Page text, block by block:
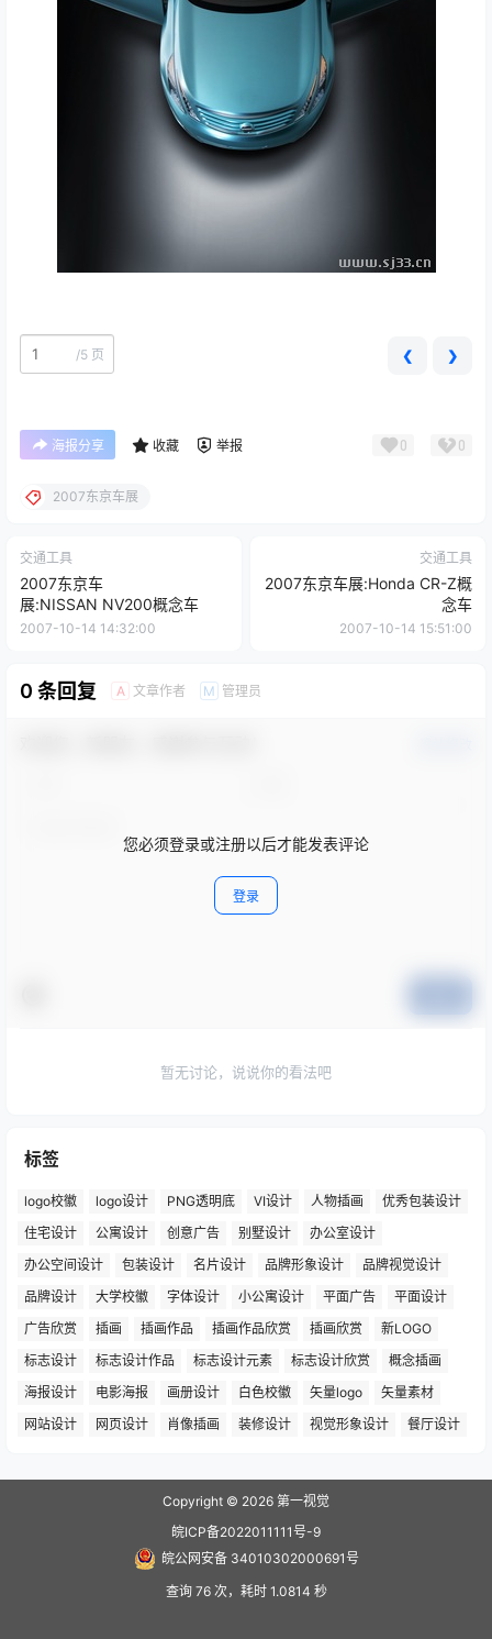
/5 页 ❮ ❯
海报分享 收藏 举报 0 0
2007东京车展
交通工具
2007东京车
展:NISSAN NV200概念车
2007-10-14 14:32:00
交通工具
2007东京车展:Honda CR-Z概
念车
2007-10-14 15:51:00
0 条回复 A 文章作者 M 管理员
您必须登录或注册以后才能发表评论
登录
暂无讨论，说说你的看法吧
标签
logo校徽 logo设计 PNG透明底 VI设计 人物插画
优秀包装设计
住宅设计
公寓设计 创意广告 别墅设计
办公室设计
办公空间设计
包装设计 名片设计 品牌形象设计
品牌视觉设计
品牌设计
大学校徽 字体设计 小公寓设计 平面广告
平面设计
广告欣赏
插画 插画作品 插画作品欣赏 插画欣赏
新LOGO
标志设计
标志设计作品 标志设计元素 标志设计欣赏
概念插画
海报设计
电影海报 画册设计 白色校徽 矢量logo
矢量素材
网站设计
网页设计 肖像插画 装修设计 视觉形象设计 餐厅设计
Copyright © 2026 第一视觉
皖ICP备2022011111号-9
皖公网安备 34010302000691号
查询 76 次，耗时 1.0814 秒